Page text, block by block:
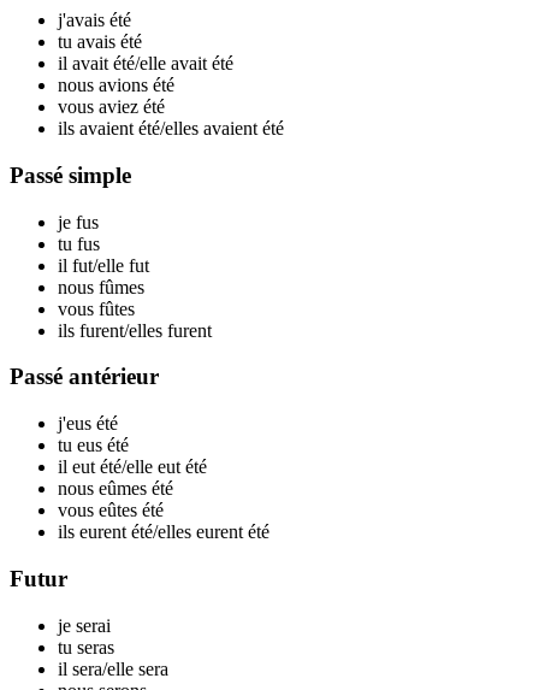
j'avais été
tu avais été
il avait été/elle avait été
nous avions été
vous aviez été
ils avaient été/elles avaient été
Passé simple
je fus
tu fus
il fut/elle fut
nous fûmes
vous fûtes
ils furent/elles furent
Passé antérieur
j'eus été
tu eus été
il eut été/elle eut été
nous eûmes été
vous eûtes été
ils eurent été/elles eurent été
Futur
je serai
tu seras
il sera/elle sera